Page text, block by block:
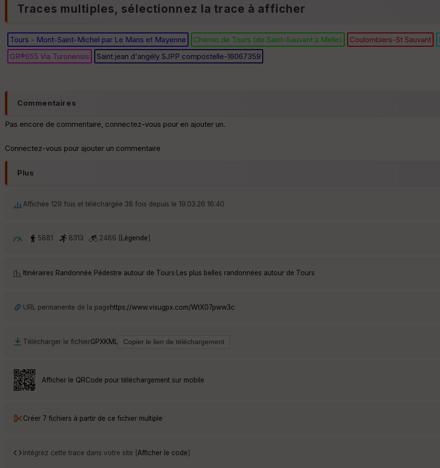
Traces multiples, sélectionnez la trace à afficher
Tours - Mont-Saint-Michel par Le Mans et Mayenne Chemin de Tours (de Saint-Sauvant à Melle) Coulombiers-St Sauvant
GR®655 Via Turonensis
Saint jean d'angély SJPP compostelle-16067359
Commentaires
Pas encore de commentaire, connectez-vous pour en ajouter un.
Connectez-vous pour ajouter un commentaire
Plus
Affichée 129 fois et téléchargée 38 fois depuis le 19.03.26 16:40
5881 8313 2486 [ Légende]
Itinéraires Randonnée Pédestre autour de Tours· Les plus belles randonnées autour de Tours
URL permanente de la pagehttps://www.visugpx.com/WtX07pww3c
Télécharger le fichierGPXKML
Afficher le QRCode pour téléchargement sur mobile
Créer 7 fichiers à partir de ce fichier multiple
Intégrez cette trace dans votre site [Afficher le code]